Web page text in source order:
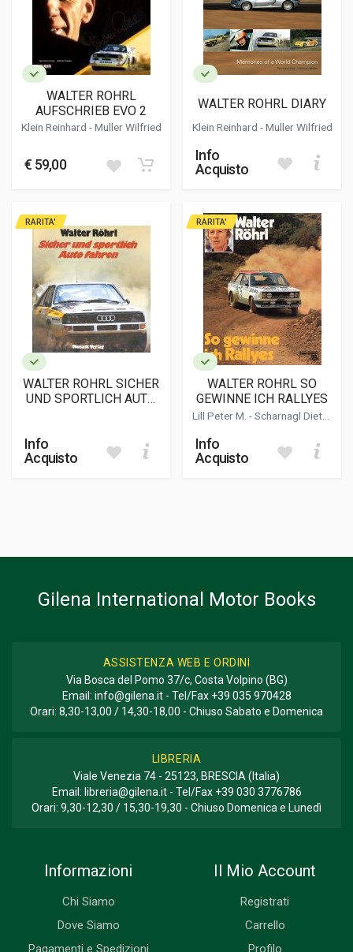
WALTER ROHRL
AUFSCHRIEB EVO 2
Klein Reinhard -Muller Wilfried
€ 59,00
WALTER ROHRL DIARY
Klein Reinhard -Muller Wilfried
Info
Acquisto
RARITA'
WALTER ROHRL SICHER
UND SPORTLICH AUTO
Info
Acquisto
RARITA'
WALTER ROHRL SO
GEWINNE ICH RALLYES
Lill Peter M. -Scharnagl Dieter
Info
Acquisto
Gilena International Motor Books
ASSISTENZA WEB E ORDINI
Via Bosca del Pomo 37/c, Costa Volpino (BG)
Email: info@gilena.it- Tel/Fax +39 035 970428
Orari: 8,30-13,00 / 14,30-18,00 - Chiuso Sabato e Domenica
LIBRERIA
Viale Venezia 74 - 25123, BRESCIA (Italia)
Email: libreria@gilena.it- Tel/Fax +39 030 3776786
Orari: 9,30-12,30 / 15,30-19,30 - Chiuso Domenica e Lunedì
Informazioni
Chi Siamo
Dove Siamo
Pagamenti e Spedizioni
Il Mio Account
Registrati
Carrello
Profilo